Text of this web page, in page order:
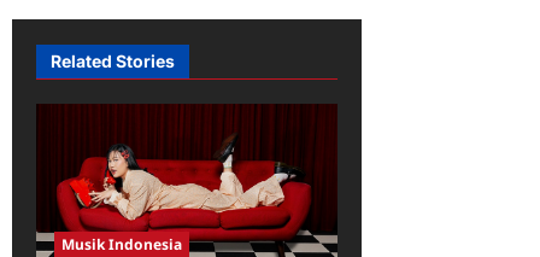
Related Stories
Musik Indonesia